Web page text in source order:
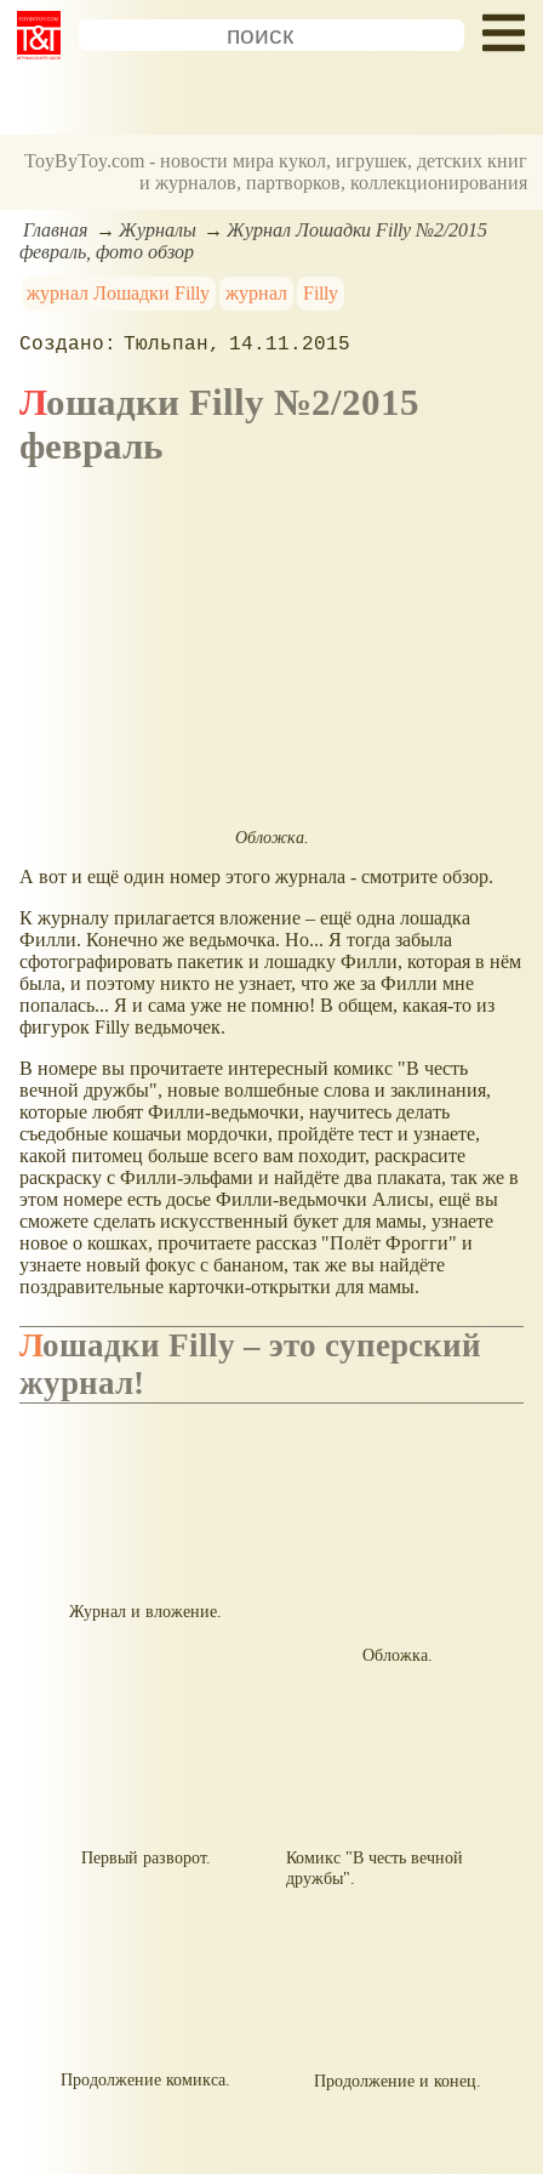
ToyByToy.com - новости мира кукол, игрушек, детских книг
и журналов, партворков, коллекционирования
Главная Журналы
Журнал Лошадки Filly №2/2015
февраль, фото обзор
журнал Лошадки Filly
журнал Filly
Тюльпан 14.11.2015
Лошадки Filly №2/2015
февраль
Обложка.
А вот и ещё один номер этого журнала - смотрите обзор.
К журналу прилагается вложение – ещё одна лошадка
Филли. Конечно же ведьмочка. Но... Я тогда забыла
сфотографировать пакетик и лошадку Филли, которая в нём
была, и поэтому никто не узнает, что же за Филли мне
попалась... Я и сама уже не помню! В общем, какая-то из
фигурок Filly ведьмочек.
В номере вы прочитаете интересный комикс "В честь
вечной дружбы", новые волшебные слова и заклинания,
которые любят Филли-ведьмочки, научитесь делать
съедобные кошачьи мордочки, пройдёте тест и узнаете,
какой питомец больше всего вам походит, раскрасите
раскраску с Филли-эльфами и найдёте два плаката, так же в
этом номере есть досье Филли-ведьмочки Алисы, ещё вы
сможете сделать искусственный букет для мамы, узнаете
новое о кошках, прочитаете рассказ "Полёт Фрогги" и
узнаете новый фокус с бананом, так же вы найдёте
поздравительные карточки-открытки для мамы.
Лошадки Filly – это суперский
журнал!
Журнал и вложение.
Обложка.
Первый разворот.
Комикс "В честь вечной
дружбы".
Продолжение комикса. Продолжение и конец.